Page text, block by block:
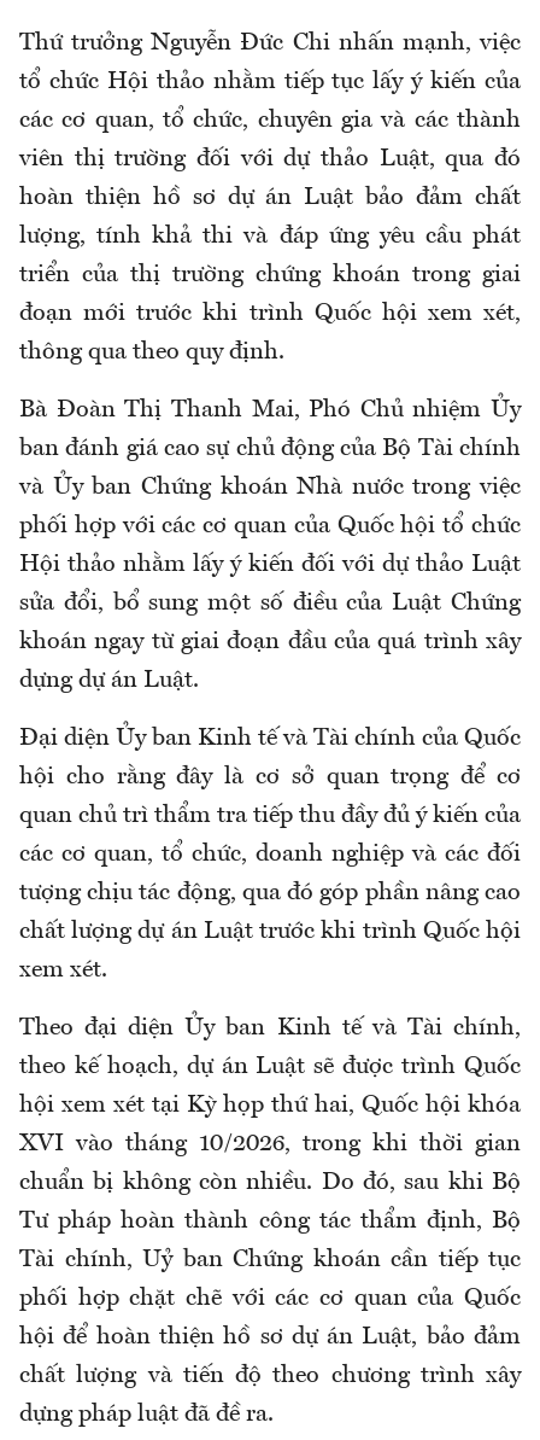
Thứ trưởng Nguyễn Đức Chi nhấn mạnh, việc
tổ chức Hội thảo nhằm tiếp tục lấy ý kiến của
các cơ quan, tổ chức, chuyên gia và các thành
viên thị trường đối với dự thảo Luật, qua đó
hoàn thiện hồ sơ dự án Luật bảo đảm chất
lượng, tính khả thi và đáp ứng yêu cầu phát
triển của thị trường chứng khoán trong giai
đoạn mới trước khi trình Quốc hội xem xét,
thông qua theo quy định.
Bà Đoàn Thị Thanh Mai, Phó Chủ nhiệm Ủy
ban đánh giá cao sự chủ động của Bộ Tài chính
và Ủy ban Chứng khoán Nhà nước trong việc
phối hợp với các cơ quan của Quốc hội tổ chức
Hội thảo nhằm lấy ý kiến đối với dự thảo Luật
sửa đổi, bổ sung một số điều của Luật Chứng
khoán ngay từ giai đoạn đầu của quá trình xây
dựng dự án Luật.
Đại diện Ủy ban Kinh tế và Tài chính của Quốc
hội cho rằng đây là cơ sở quan trọng để cơ
quan chủ trì thẩm tra tiếp thu đầy đủ ý kiến của
các cơ quan, tổ chức, doanh nghiệp và các đối
tượng chịu tác động, qua đó góp phần nâng cao
chất lượng dự án Luật trước khi trình Quốc hội
xem xét.
Theo đại diện Ủy ban Kinh tế và Tài chính,
theo kế hoạch, dự án Luật sẽ được trình Quốc
hội xem xét tại Kỳ họp thứ hai, Quốc hội khóa
XVI vào tháng 10/2026, trong khi thời gian
chuẩn bị không còn nhiều. Do đó, sau khi Bộ
Tư pháp hoàn thành công tác thẩm định, Bộ
Tài chính, Uỷ ban Chứng khoán cần tiếp tục
phối hợp chặt chẽ với các cơ quan của Quốc
hội để hoàn thiện hồ sơ dự án Luật, bảo đảm
chất lượng và tiến độ theo chương trình xây
dựng pháp luật đã đề ra.